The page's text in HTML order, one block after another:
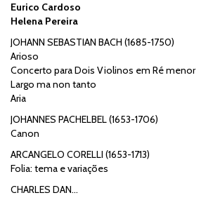
Eurico Cardoso
Helena Pereira
JOHANN SEBASTIAN BACH (1685-1750)
Arioso
Concerto para Dois Violinos em Ré menor
Largo ma non tanto
Aria
JOHANNES PACHELBEL (1653-1706)
Canon
ARCANGELO CORELLI (1653-1713)
Folia: tema e variações
CHARLES DAN…